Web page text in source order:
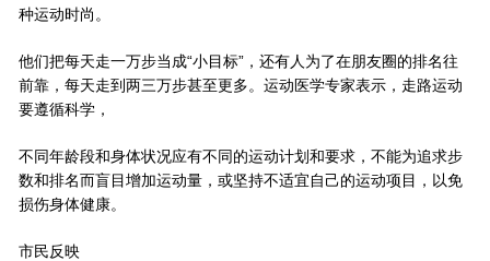
种运动时尚。
他们把每天走一万步当成“小目标”，还有人为了在朋友圈的排名往
前靠，每天走到两三万步甚至更多。运动医学专家表示，走路运动
要遵循科学，
不同年龄段和身体状况应有不同的运动计划和要求，不能为追求步
数和排名而盲目增加运动量，或坚持不适宜自己的运动项目，以免
损伤身体健康。
市民反映